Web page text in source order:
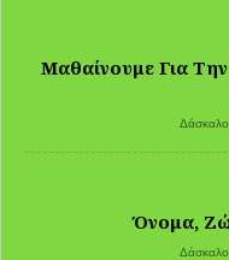
Μαθαίνουμε Για
Όνομα,